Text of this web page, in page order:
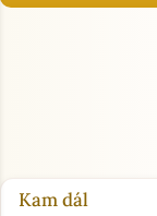
Kam dál